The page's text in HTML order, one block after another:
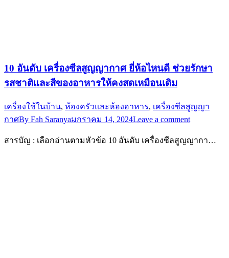
10 อันดับ เครื่องซีลสูญญากาศ ยี่ห้อไหนดี ช่วยรักษา
รสชาติและสีของอาหารให้คงสดเหมือนเดิม
เครื่องใช้ในบ้าน, ห้องครัวและห้องอาหาร, เครื่องซีลสูญญา
กาศBy Fah Saranyaมกราคม 14, 2024Leave a comment
สารบัญ : เลือกอ่านตามหัวข้อ 10 อันดับ เครื่องซีลสูญญากา…